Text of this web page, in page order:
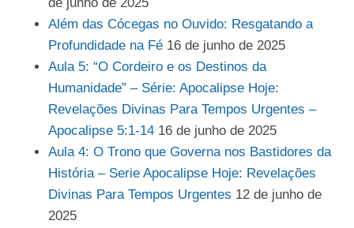
Além das Cócegas no Ouvido: Resgatando a
Profundidade na Fé 16 de junho de 2025
Aula 5: “O Cordeiro e os Destinos da
Humanidade” – Série: Apocalipse Hoje:
Revelações Divinas Para Tempos Urgentes –
Apocalipse 5:1-14 16 de junho de 2025
Aula 4: O Trono que Governa nos Bastidores da
História – Serie Apocalipse Hoje: Revelações
Divinas Para Tempos Urgentes 12 de junho de
2025